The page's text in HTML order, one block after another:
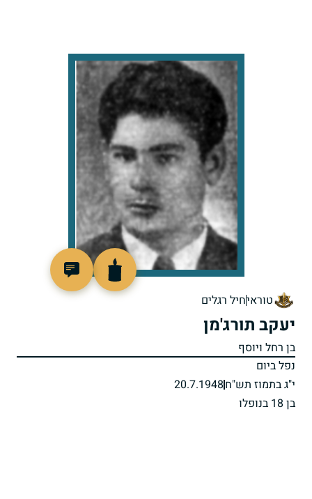
טוראיחיל רגלים
יעקב תורג'מן
בן רחל ויוסף
נפל ביום
י"ג בתמוז תש"ח20.7.1948
בן 18 בנופלו